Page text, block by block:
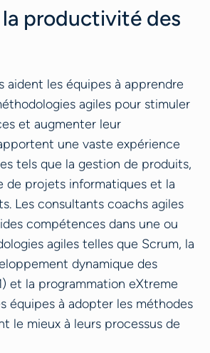
productivité des
aident les équipes à apprendre
agiles pour stimuler
et augmenter leur
une vaste expérience
tels que la gestion de produits,
de projets informatiques et la
Les consultants coachs agiles
compétences dans une ou
agiles telles que Scrum, la
dynamique des
et la programmation eXtreme
équipes à adopter les méthodes
le mieux à leurs processus de